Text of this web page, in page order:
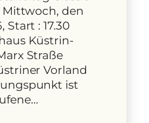
Mittwoch, den
Start : 17.30
Küstrin-
Straße
Vorland
ist